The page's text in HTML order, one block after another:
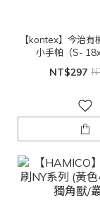
【kontex】今治有
小手帕（S-
NT$297